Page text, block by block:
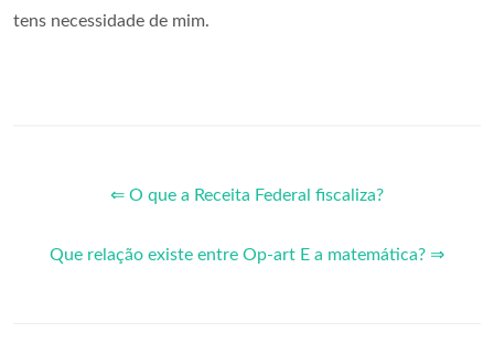
tens necessidade de mim.
⇐ O que a Receita Federal fiscaliza?
Que relação existe entre Op-art E a matemática? ⇒